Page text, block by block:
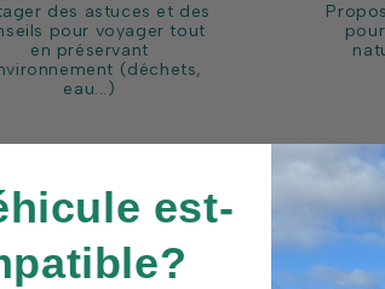
des astuces et des
pour voyager tout
en préservant
(déchets,
eau...)
est-